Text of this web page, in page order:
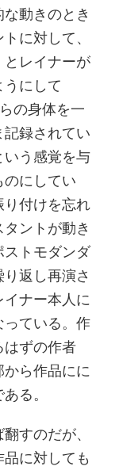
動きのとき
に対して、
とレイナーが
にして
の身体を一
録されてい
いう感覚を与
のにしてい
り付けを忘れ
ントが動き
ストモダンダ
返し再演さ
ナー本人に
ている。作
はずの作者
ら作品にに
る。
すのだが、
に対しても